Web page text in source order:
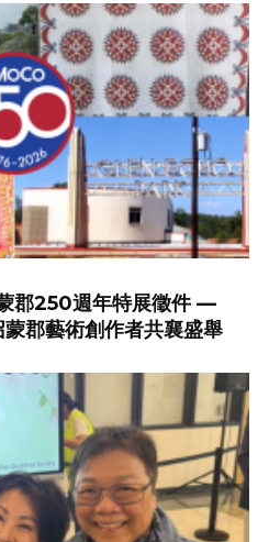
郡250週年特展徵件 —
郡藝術創作者共襄盛舉